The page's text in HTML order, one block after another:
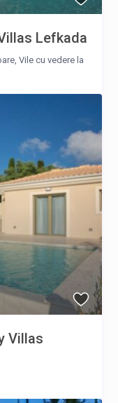
Lefkada
,Vile cu vedere la
Villas